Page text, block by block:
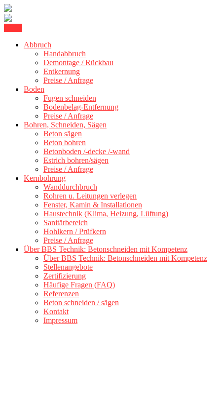
content
BBS Technik GmbH
300 kmAbbruch
Handabbruch
Demontage / Rückbau
Entkernung
Preise / Anfrage
Boden
Fugen schneiden
Bodenbelag-Entfernung
Preise / Anfrage
Bohren, Schneiden, Sägen
Beton sägen
Beton bohren
Betonboden /-decke /-wand
Estrich bohren/sägen
Preise / Anfrage
Kernbohrung
Wanddurchbruch
Rohren u. Leitungen verlegen
Fenster, Kamin & Installationen
Haustechnik (Klima, Heizung, Lüftung)
Sanitärbereich
Hohlkern / Prüfkern
Preise / Anfrage
Über BBS Technik: Betonschneiden mit Kompetenz
Über BBS Technik: Betonschneiden mit Kompetenz
Stellenangebote
Zertifizierung
Häufige Fragen (FAQ)
Referenzen
Beton schneiden / sägen
Kontakt
Impressum